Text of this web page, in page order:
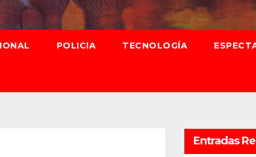
POLICIA TECNOLOGÍA
Entradas